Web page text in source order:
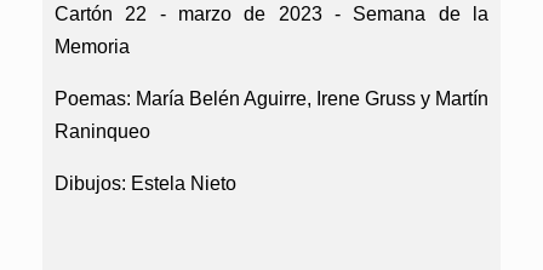
Cartón 22 - marzo de 2023 - Semana de la
Memoria
Poemas: María Belén Aguirre, Irene Gruss y Martín
Raninqueo
Dibujos: Estela Nieto